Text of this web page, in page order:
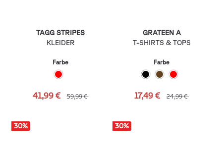
TAGG STRIPES
KLEIDER
Farbe
41,99 € 59,99 €
GRATEEN A
T-SHIRTS & TOPS
Farbe
17,49 € 24,99 €
30% 30%